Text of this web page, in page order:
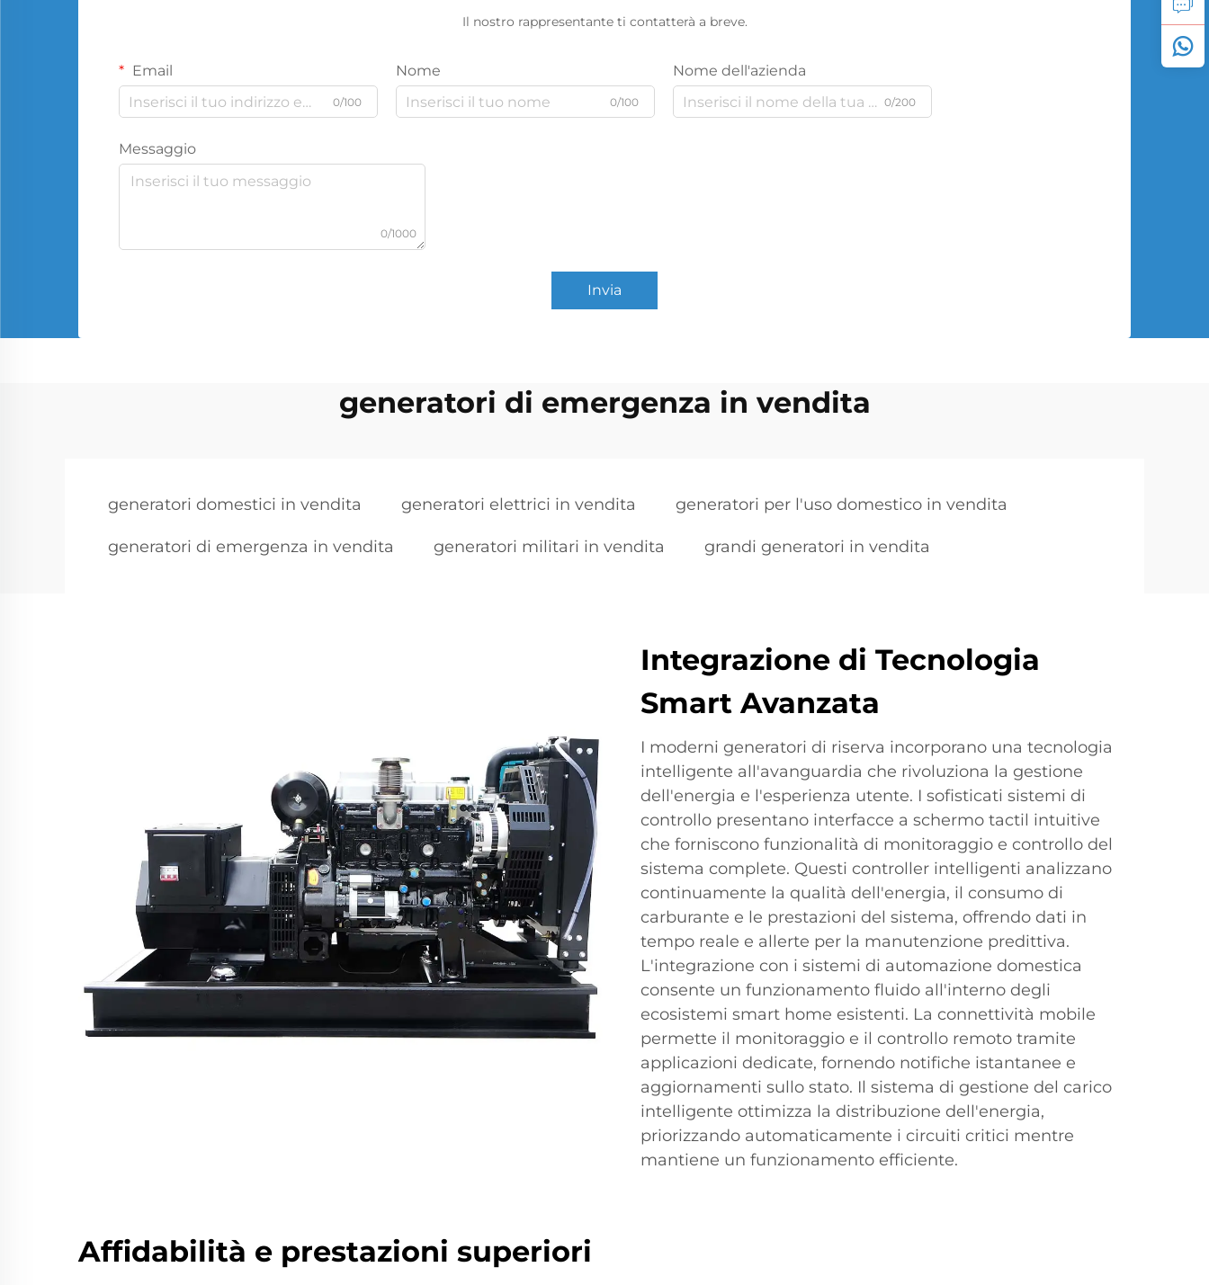
Il nostro rappresentante ti contatterà a breve.
Email
0/100
Nome
0/100
Nome dell'azienda
0/200
Messaggio
0/1000
Invia
generatori di emergenza in vendita
generatori domestici in vendita generatori elettrici in vendita generatori per l'uso domestico in vendita
generatori di emergenza in vendita generatori militari in vendita grandi generatori in vendita
Integrazione di Tecnologia
Smart Avanzata
I moderni generatori di riserva incorporano una tecnologia
intelligente all'avanguardia che rivoluziona la gestione
dell'energia e l'esperienza utente. I sofisticati sistemi di
controllo presentano interfacce a schermo tactil intuitive
che forniscono funzionalità di monitoraggio e controllo del
sistema complete. Questi controller intelligenti analizzano
continuamente la qualità dell'energia, il consumo di
carburante e le prestazioni del sistema, offrendo dati in
tempo reale e allerte per la manutenzione predittiva.
L'integrazione con i sistemi di automazione domestica
consente un funzionamento fluido all'interno degli
ecosistemi smart home esistenti. La connettività mobile
permette il monitoraggio e il controllo remoto tramite
applicazioni dedicate, fornendo notifiche istantanee e
aggiornamenti sullo stato. Il sistema di gestione del carico
intelligente ottimizza la distribuzione dell'energia,
priorizzando automaticamente i circuiti critici mentre
mantiene un funzionamento efficiente.
Affidabilità e prestazioni superiori